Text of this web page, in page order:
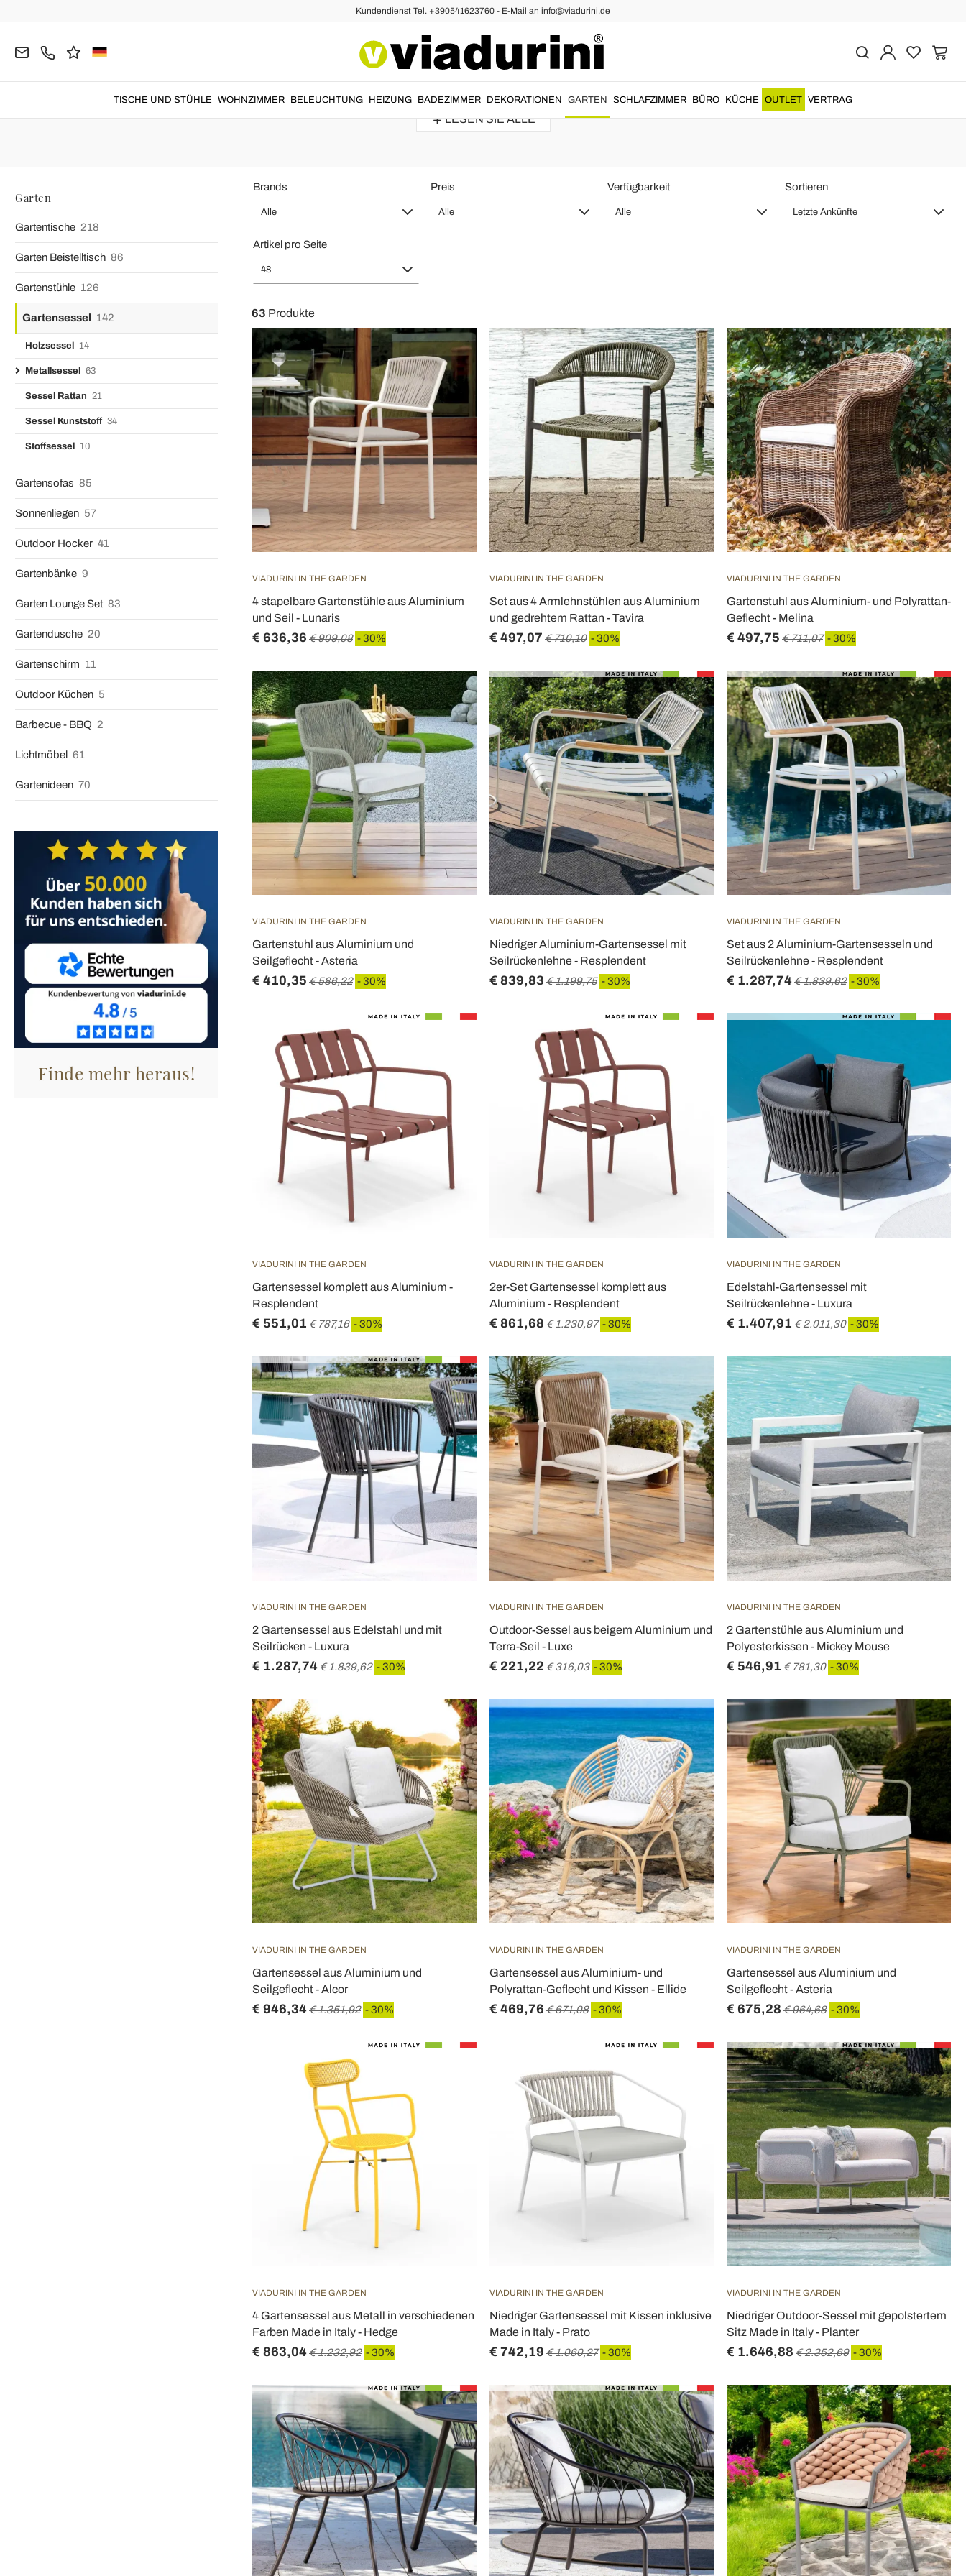
Kundendienst Tel. +390541623760 - E-Mail an info@viadurini.de
TISCHE UND STÜHLE WOHNZIMMER BELEUCHTUNG HEIZUNG BADEZIMMER DEKORATIONEN GARTEN SCHLAFZIMMER BÜRO KÜCHE OUTLET VERTRAG
Gartensessel Metall - Made in Italy Moderne Gartenmöbel
Gartensessel aus Metall Gartensessel aus Alluminium
LESEN SIE ALLE
Garten
Gartentische 218
Garten Beistelltisch 86
Gartenstühle 126
Gartensessel 142
Holzsessel 14
Metallsessel 63
Sessel Rattan 21
Sessel Kunststoff 34
Stoffsessel 10
Gartensofas 85
Sonnenliegen 57
Outdoor Hocker 41
Gartenbänke 9
Garten Lounge Set 83
Gartendusche 20
Gartenschirm 11
Outdoor Küchen 5
Barbecue - BBQ 2
Lichtmöbel 61
Gartenideen 70
Finde mehr heraus!
Brands
Alle
Preis
Alle
Verfügbarkeit
Alle
Sortieren
Letzte Ankünfte
Artikel pro Seite
48
63 Produkte
VIADURINI IN THE GARDEN
4 stapelbare Gartenstühle aus Aluminium
und Seil - Lunaris
€ 636,36 € 909,08 - 30%
VIADURINI IN THE GARDEN
Set aus 4 Armlehnstühlen aus Aluminium
und gedrehtem Rattan - Tavira
€ 497,07 € 710,10 - 30%
VIADURINI IN THE GARDEN
Gartenstuhl aus Aluminium- und Polyrattan-
Geflecht - Melina
€ 497,75 € 711,07 - 30%
VIADURINI IN THE GARDEN
Gartenstuhl aus Aluminium und
Seilgeflecht - Asteria
€ 410,35 € 586,22 - 30%
VIADURINI IN THE GARDEN
Niedriger Aluminium-Gartensessel mit
Seilrückenlehne - Resplendent
€ 839,83 € 1.199,75 - 30%
VIADURINI IN THE GARDEN
Set aus 2 Aluminium-Gartensesseln und
Seilrückenlehne - Resplendent
€ 1.287,74€ 1.839,62 - 30%
VIADURINI IN THE GARDEN
Gartensessel komplett aus Aluminium -
Resplendent
€ 551,01 € 787,16 - 30%
VIADURINI IN THE GARDEN
2er-Set Gartensessel komplett aus
Aluminium - Resplendent
€ 861,68 € 1.230,97 - 30%
VIADURINI IN THE GARDEN
Edelstahl-Gartensessel mit
Seilrückenlehne - Luxura
€ 1.407,91 € 2.011,30 - 30%
VIADURINI IN THE GARDEN
2 Gartensessel aus Edelstahl und mit
Seilrücken - Luxura
€ 1.287,74€ 1.839,62 - 30%
VIADURINI IN THE GARDEN
Outdoor-Sessel aus beigem Aluminium und
Terra-Seil - Luxe
€ 221,22 € 316,03 - 30%
VIADURINI IN THE GARDEN
2 Gartenstühle aus Aluminium und
Polyesterkissen - Mickey Mouse
€ 546,91 € 781,30 - 30%
VIADURINI IN THE GARDEN
Gartensessel aus Aluminium und
Seilgeflecht - Alcor
€ 946,34€ 1.351,92 - 30%
VIADURINI IN THE GARDEN
Gartensessel aus Aluminium- und
Polyrattan-Geflecht und Kissen - Ellide
€ 469,76 € 671,08 - 30%
VIADURINI IN THE GARDEN
Gartensessel aus Aluminium und
Seilgeflecht - Asteria
€ 675,28 € 964,68 - 30%
VIADURINI IN THE GARDEN
4 Gartensessel aus Metall in verschiedenen
Farben Made in Italy - Hedge
€ 863,04€ 1.232,92 - 30%
VIADURINI IN THE GARDEN
Niedriger Gartensessel mit Kissen inklusive
Made in Italy - Prato
€ 742,19 € 1.060,27 - 30%
VIADURINI IN THE GARDEN
Niedriger Outdoor-Sessel mit gepolstertem
Sitz Made in Italy - Planter
€ 1.646,88 € 2.352,69 - 30%